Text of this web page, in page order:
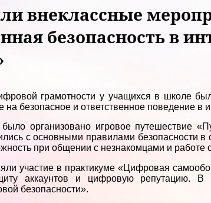
внеклассные
безопасность в
грамотности у учащихся в школе
безопасное и ответственное поведение в
организовано игровое путешествие
с основными правилами безопасности в
при общении с незнакомцами и работе
участие в практикуме «Цифровая
аккаунтов и цифровую репутацию. В
безопасности».